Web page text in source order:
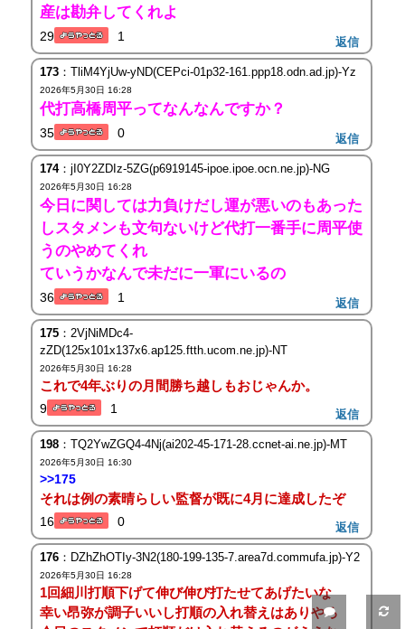
産は勘弁してくれよ
29 1 返信
173：TliM4YjUw-yND(CEPci-01p32-161.ppp18.odn.ad.jp)-Yz
2026年5月30日 16:28
代打高橋周平ってなんなんですか？
35 0 返信
174：jI0Y2ZDIz-5ZG(p6919145-ipoe.ipoe.ocn.ne.jp)-NG
2026年5月30日 16:28
今日に関しては力負けだし運が悪いのもあった
しスタメンも文句ないけど代打一番手に周平使
うのやめてくれ
ていうかなんで未だに一軍にいるの
36 1 返信
175：2VjNiMDc4-
zZD(125x101x137x6.ap125.ftth.ucom.ne.jp)-NT
2026年5月30日 16:28
これで4年ぶりの月間勝ち越しもおじゃんか。
9 1 返信
198：TQ2YwZGQ4-4Nj(ai202-45-171-28.ccnet-ai.ne.jp)-MT
2026年5月30日 16:30
>>175
それは例の素晴らしい監督が既に4月に達成したぞ
16 0 返信
176：DZhZhOTIy-3N2(180-199-135-7.area7d.commufa.jp)-Y2
2026年5月30日 16:28
1回細川打順下げて伸び伸び打たせてあげたいな
幸い昂弥が調子いいし打順の入れ替えはありやろ